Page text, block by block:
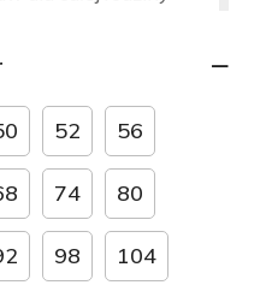
kibica
dla rodzeństwa
na Boże Narodzenie
na chrzest
na dzień babci i
52 56
74 80
98 104